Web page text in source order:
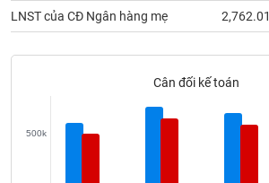
LNST của CĐ Ngân hàng mẹ 2,762.01
Cân đối kế toán
500k
Dịch
vụ